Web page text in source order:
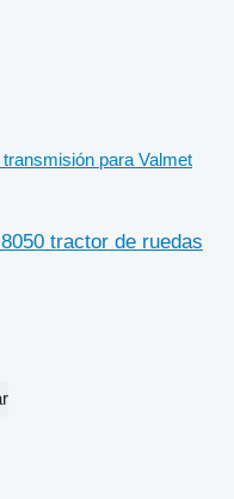
para Valmet
tractor de ruedas